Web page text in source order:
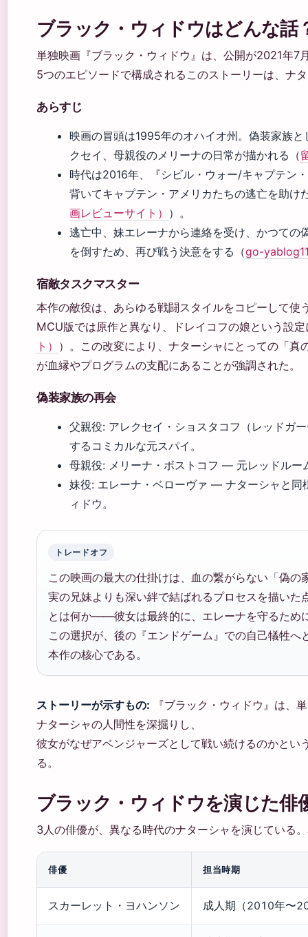
ブラック・ウィドウはどんな話
単独映画『ブラック・ウィドウ』は、公開が2021年
5つのエピソードで構成されるこのストーリーは、ナ
あらすじ
映画の冒頭は1995年のオハイオ州。偽装家族
クセイ、母親役のメリーナの日常が描かれる（
時代は2016年、『シビル・ウォー/キャプテン
背いてキャプテン・アメリカたちの逃亡を助け
画レビューサイト） ）。
逃亡中、妹エレーナから連絡を受け、かつて
を倒すため、再び戦う決意をする（go-
宿敵タスクマスター
本作の敵役は、あらゆる戦闘スタイルをコピーして使
MCU版では原作と異なり、ドレイコフの娘という設
ト） ）。この改変により、ナターシャにとっての「真
が血縁やプログラムの支配にあることが強調された。
偽装家族の再会
父親役: アレクセイ・ショスタコフ（レッドガ
するコミカルな元スパイ。
母親役: メリーナ・ボストコフ — 元レッドルー
妹役: エレーナ・ベローヴァ — ナターシャと同
ィドウ。
トレードオフ
この映画の最大の仕掛けは、血の繋がらない「偽の
実の兄妹よりも深い絆で結ばれるプロセスを描い
とは何か——彼女は最終的に、エレーナを守るため
この選択が、後の『エンドゲーム』での自己犠牲へ
本作の核心である。
ストーリーが示すもの: 『ブラック・ウィドウ』は、
ナターシャの人間性を深掘りし、
彼女がなぜアベンジャーズとして戦い続けるのかと
る。
ブラック・ウィドウを演じた俳
3人の俳優が、異なる時代のナターシャを演じている
俳優 担当時期
スカーレット・ヨハンソン 成人期（2010年〜